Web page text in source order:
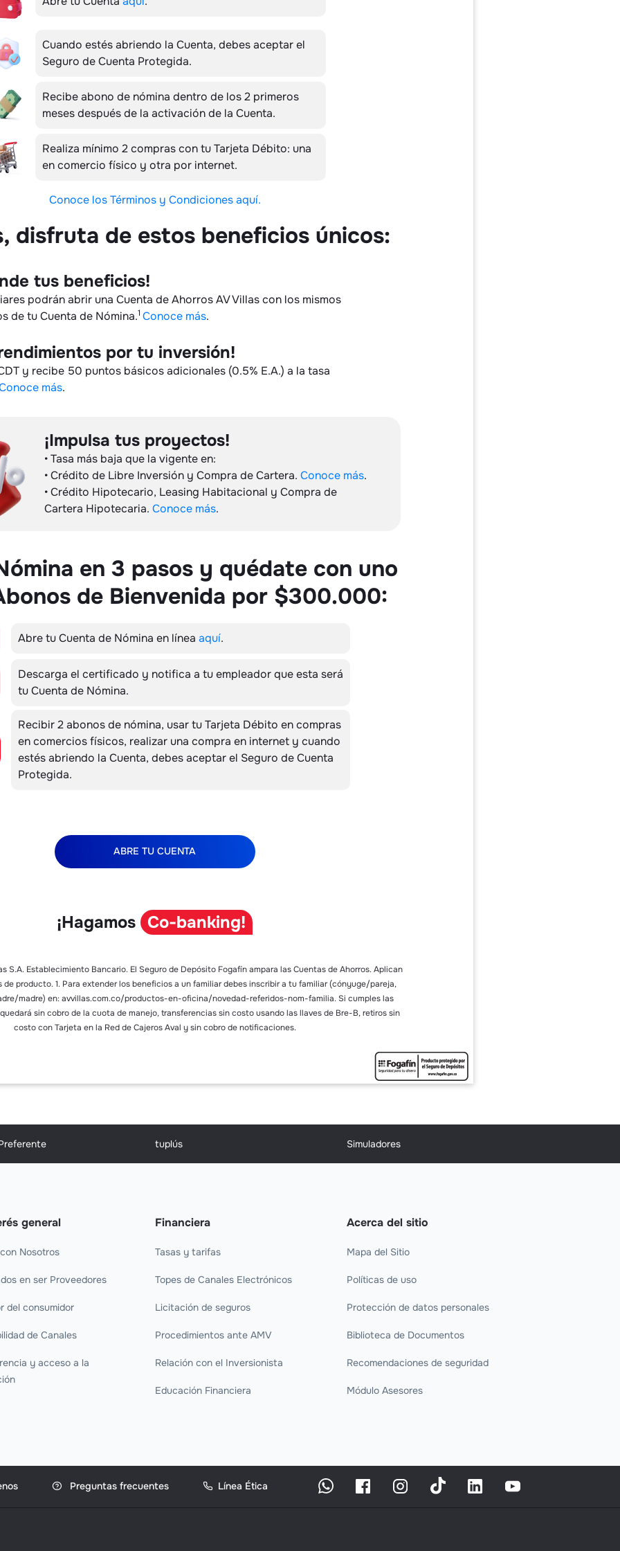
Cuando estés abriendo la Cuenta, debes aceptar el
Seguro de Cuenta Protegida.
Recibe abono de nómina dentro de los 2 primeros
meses después de la activación de la Cuenta.
Realiza mínimo 2 compras con tu Tarjeta Débito: una
en comercio físico y otra por internet.
Conoce los Términos y Condiciones aquí.
disfruta de estos beneficios únicos:
tus beneficios!
podrán abrir una Cuenta de Ahorros AV Villas con los mismos
de tu Cuenta de Nómina.1 Conoce más.
por tu inversión!
y recibe 50 puntos básicos adicionales (0.5% E.A.) a la tasa
más.
¡Impulsa tus proyectos!
• Tasa más baja que la vigente en:
• Crédito de Libre Inversión y Compra de Cartera.Conoce más.
• Crédito Hipotecario, Leasing Habitacional y Compra de
Cartera Hipotecaria.Conoce más.
en 3 pasos y quédate con uno
de Bienvenida por $300.000:
Abre tu Cuenta de Nómina en línea aquí.
Descarga el certificado y notifica a tu empleador que esta será
tu Cuenta de Nómina.
Recibir 2 abonos de nómina, usar tu Tarjeta Débito en compras
en comercios físicos, realizar una compra en internet y cuando
estés abriendo la Cuenta, debes aceptar el Seguro de Cuenta
Protegida.
ABRE TU CUENTA
¡Hagamos Co-banking!
S.A. Establecimiento Bancario. El Seguro de Depósito Fogafín ampara las Cuentas de Ahorros. Aplican
de producto. 1. Para extender los beneficios a un familiar debes inscribir a tu familiar (cónyuge/pareja,
madre) en: avvillas.com.co/productos-en-oficina/novedad-referidos-nom-familia. Si cumples las
sin cobro de la cuota de manejo, transferencias sin costo usando las llaves de Bre-B, retiros sin
costo con Tarjeta en la Red de Cajeros Aval y sin cobro de notificaciones.
tuplús Simuladores
general
Nosotros
en ser Proveedores
del consumidor
de Canales
y acceso a la
Financiera
Tasas y tarifas
Topes de Canales Electrónicos
Licitación de seguros
Procedimientos ante AMV
Relación con el Inversionista
Educación Financiera
Acerca del sitio
Mapa del Sitio
Políticas de uso
Protección de datos personales
Biblioteca de Documentos
Recomendaciones de seguridad
Módulo Asesores
Preguntas frecuentes Línea Ética